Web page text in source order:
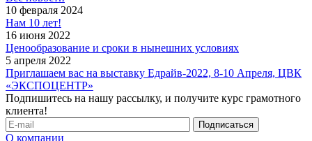
10 февраля 2024
Нам 10 лет!
16 июня 2022
Ценообразование и сроки в нынешних условиях
5 апреля 2022
Приглашаем вас на выставку Едрайв-2022, 8-10 Апреля, ЦВК
«ЭКСПОЦЕНТР»
Подпишитесь на нашу рассылку, и получите курс грамотного
клиента!
О компании